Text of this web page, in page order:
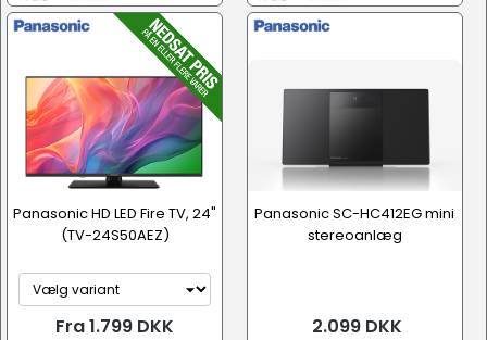
Panasonic HD LED Fire TV, 24"
(TV-24S50AEZ)
Fra 1.799 DKK
Panasonic SC-HC412EG mini
stereoanlæg
2.099 DKK